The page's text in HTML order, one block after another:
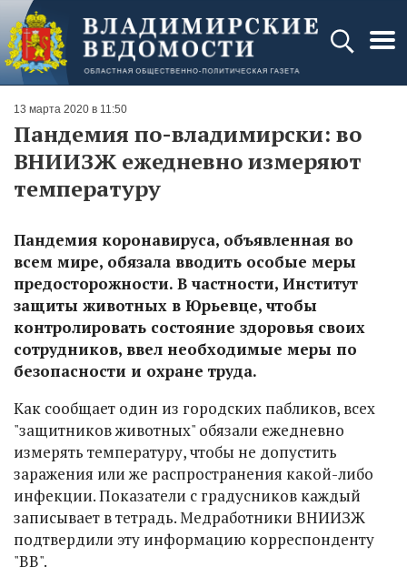
13 марта 2020 в 11:50
Пандемия по-владимирски: во
ВНИИЗЖ ежедневно измеряют
температуру
Пандемия коронавируса, объявленная во
всем мире, обязала вводить особые меры
предосторожности. В частности, Институт
защиты животных в Юрьевце, чтобы
контролировать состояние здоровья своих
сотрудников, ввел необходимые меры по
безопасности и охране труда.
Как сообщает один из городских пабликов, всех
"защитников животных" обязали ежедневно
измерять температуру, чтобы не допустить
заражения или же распространения какой-либо
инфекции. Показатели с градусников каждый
записывает в тетрадь. Медработники ВНИИЗЖ
подтвердили эту информацию корреспонденту
"ВВ".